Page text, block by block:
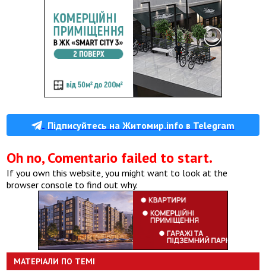
Підписуйтесь на Житомир.info в Telegram
Oh no, Comentario failed to start.
If you own this website, you might want to look at the
browser console to find out why.
МАТЕРІАЛИ ПО ТЕМІ